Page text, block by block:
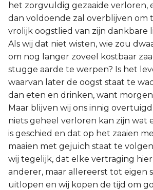
het zorgvuldig gezaaide verloren,
dan voldoende zal overblijven om
vrolijk oogstlied van zijn dankbare
Als wij dat niet wisten, wie zou
om nog langer zoveel kostbaar
stugge aarde te werpen? Is het
waarvan later de oogst staat te
dan eten en drinken, want
Maar blijven wij ons innig
niets geheel verloren kan zijn wat
is geschied en dat op het zaaien
maaien met gejuich staat te
wij tegelijk, dat elke vertraging
anderer, maar allereerst tot eigen
uitlopen en wij kopen de tijd om